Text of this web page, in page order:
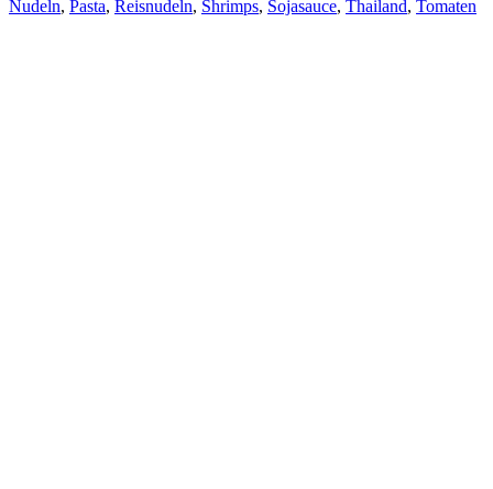
Nudeln, Pasta, Reisnudeln, Shrimps, Sojasauce, Thailand, Tomaten